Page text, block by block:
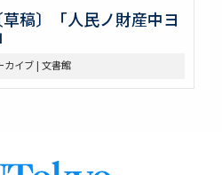
稿〕「人民ノ財産中ヨ
カイブ | 文書館